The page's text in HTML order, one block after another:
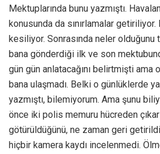
Mektuplarında bunu yazmıştı.
konusunda da sınırlamalar getiriliyor.
kesiliyor. Sonrasında neler
bana gönderdiği ilk ve son
gün gün anlatacağını belirtmişti ama
bana ulaşmadı. Belki o günlüklerde
yazmıştı, bilemiyorum. Ama şunu
önce iki polis memuru hücreden
götürüldüğünü, ne zaman geri
hiçbir kamera kaydı incelenmedi.